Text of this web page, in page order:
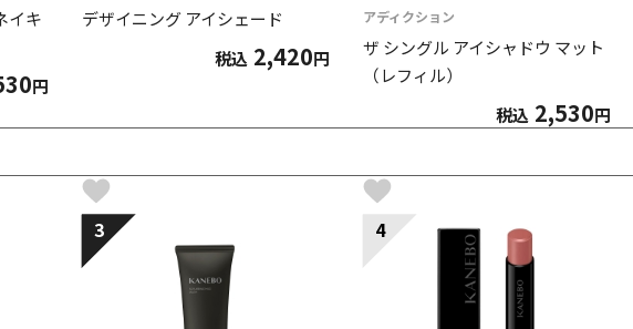
イキ
円
デザイニング アイシェード
税込 2,420円
アディクション
ザ シングル アイシャドウ マット
（レフィル）
税込 2,530円
3 4